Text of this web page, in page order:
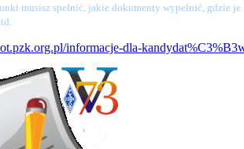
musisz spełnić, jakie dokumenty wypełnić, gdzie je
informacje-dla-